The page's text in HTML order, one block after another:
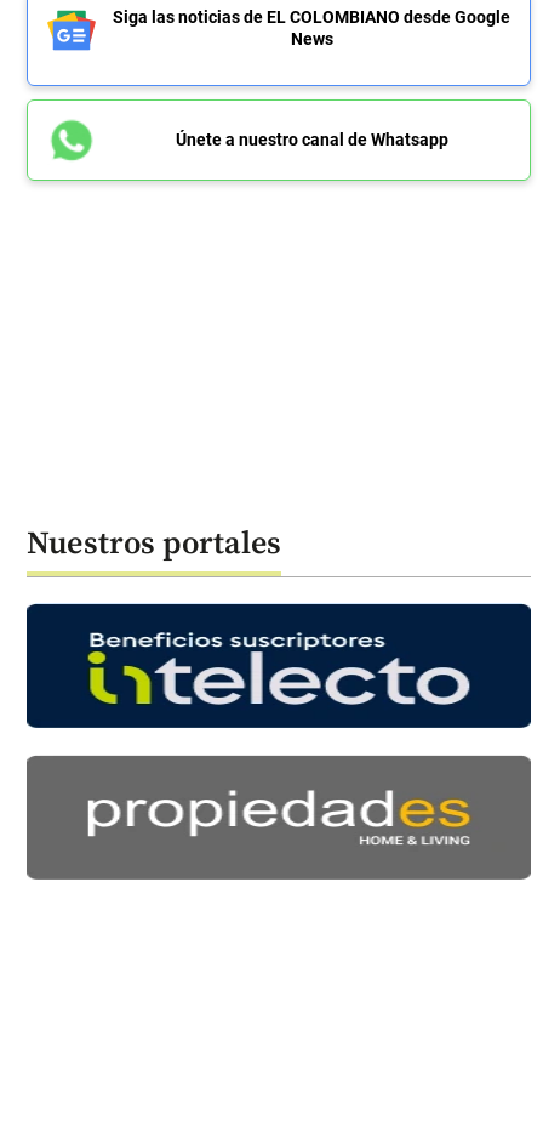
Siga las noticias de EL COLOMBIANO desde Google
News
Únete a nuestro canal de Whatsapp
Nuestros portales